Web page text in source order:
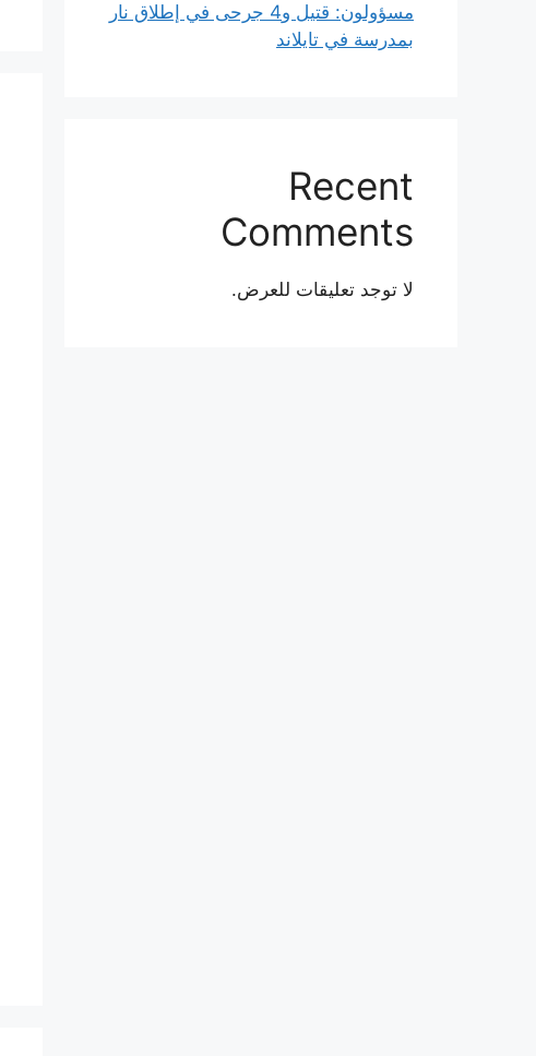
مسؤولون: قتيل و4 جرحى في إطلاق نار
بمدرسة في تايلاند
Recent
Comments
لا توجد تعليقات للعرض.